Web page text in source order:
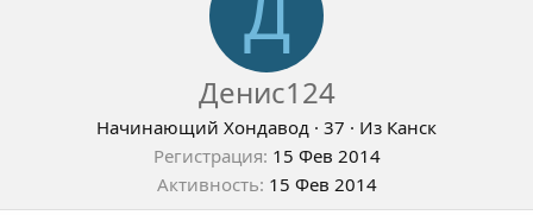
Денис124
Начинающий Хондавод · 37 · Из Канск
Регистрация 15 Фев 2014
Активность 15 Фев 2014